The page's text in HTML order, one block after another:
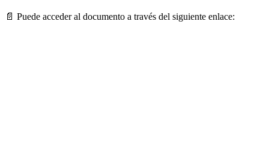
📄 Puede acceder al documento a través del siguiente enlace: